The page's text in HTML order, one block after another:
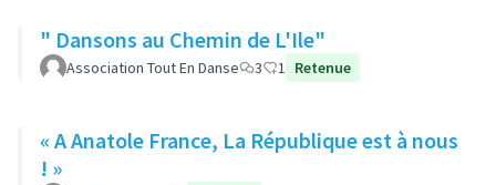
" Dansons au Chemin de L'Ile"
Association Tout En Danse 3 1 Retenue
« A Anatole France, La République est à nous
! »